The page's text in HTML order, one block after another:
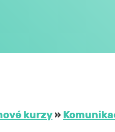
JCMM.
největším rozsahu
účasti na aktivitách
třetím osobám
JCMM na dobu
kurzy »